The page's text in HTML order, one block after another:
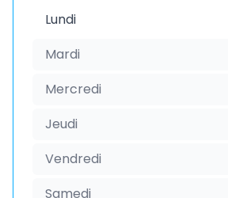
Lundi
Mardi
Mercredi
Jeudi
Vendredi
Samedi